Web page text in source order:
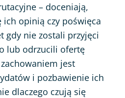
– doceniają,
opinią czy poświęca
gdy nie zostali przyjęci
lub odrzucili ofertę
jest
i pozbawienie ich
dlaczego czują się